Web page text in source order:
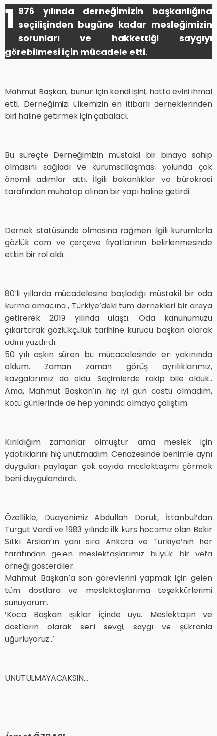
1 976 yılında derneğimizin başkanlığına
seçilişinden bugüne kadar mesleğimizin
sorunları ve hakkettiği saygıyı
görebilmesi için mücadele etti.
Mahmut Başkan, bunun için kendi işini, hatta evini ihmal
etti. Derneğimizi ülkemizin en itibarlı derneklerinden
biri haline getirmek için çabaladı.
Bu süreçte Derneğimizin müstakil bir binaya sahip
olmasını sağladı ve kurumsallaşması yolunda çok
önemli adımlar attı. İlgili bakanlıklar ve bürokrasi
tarafından muhatap alınan bir yapı haline getirdi.
Dernek statüsünde olmasına rağmen ilgili kurumlarla
gözlük cam ve çerçeve fiyatlarının belirlenmesinde
etkin bir rol aldı.
80’li yıllarda mücadelesine başladığı müstakil bir oda
kurma amacına , Türkiye’deki tüm dernekleri bir araya
getirerek 2019 yılında ulaştı. Oda kanunumuzu
çıkartarak gözlükçülük tarihine kurucu başkan olarak
adını yazdırdı.
50 yılı aşkın süren bu mücadelesinde en yakınında
oldum. Zaman zaman görüş ayrılıklarımız,
kavgalarımız da oldu. Seçimlerde rakip bile olduk..
Ama, Mahmut Başkan’ın hiç iyi gün dostu olmadım,
kötü günlerinde de hep yanında olmaya çalıştım.
Kırıldığım zamanlar olmuştur ama meslek için
yaptıklarını hiç unutmadım. Cenazesinde benimle aynı
duyguları paylaşan çok sayıda meslektaşımı görmek
beni duygulandırdı.
Özellikle, Duayenimiz Abdullah Doruk, İstanbul’dan
Turgut Vardi ve 1983 yılında ilk kurs hocamız olan Bekir
Sıtkı Arslan’ın yanı sıra Ankara ve Türkiye’nin her
tarafından gelen meslektaşlarımız büyük bir vefa
örneği gösterdiler.
Mahmut Başkan’a son görevlerini yapmak için gelen
tüm dostlara ve meslektaşlarıma teşekkürlerimi
sunuyorum.
‘Koca Başkan ışıklar içinde uyu. Meslektaşın ve
dostların olarak seni sevgi, saygı ve şükranla
uğurluyoruz..’
UNUTULMAYACAKSIN…